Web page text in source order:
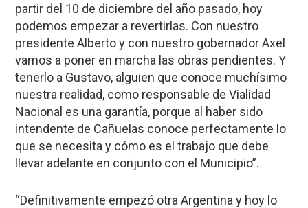
partir del 10 de diciembre del año pasado, hoy
podemos empezar a revertirlas. Con nuestro
presidente Alberto y con nuestro gobernador Axel
vamos a poner en marcha las obras pendientes. Y
tenerlo a Gustavo, alguien que conoce muchísimo
nuestra realidad, como responsable de Vialidad
Nacional es una garantía, porque al haber sido
intendente de Cañuelas conoce perfectamente lo
que se necesita y cómo es el trabajo que debe
llevar adelante en conjunto con el Municipio”.
“Definitivamente empezó otra Argentina y hoy lo